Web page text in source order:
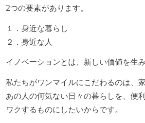
2つの要素があります。
１．身近な暮らし
２．身近な人
イノベーションとは、新しい価値を生み
私たちがワンマイルにこだわるのは、
あの人の何気ない日々の暮らしを、便
ワクするものにしたいからです。